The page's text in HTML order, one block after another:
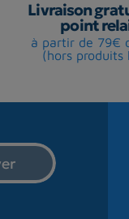
Livraison
point
à partir de 79€
(hors produits